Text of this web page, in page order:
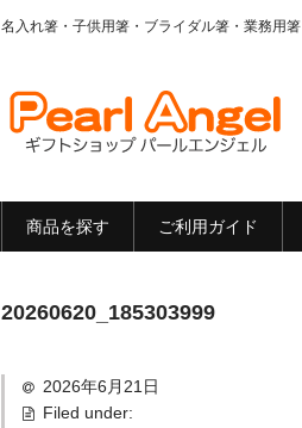
名入れ箸・子供用箸・ブライダル箸・業務用箸
商品を探す ご利用ガイド
20260620_185303999
2026年6月21日
Filed under: